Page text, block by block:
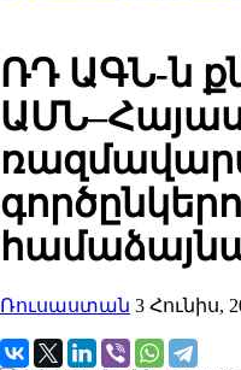
ՌԴ ԱԳՆ-ն
Ռուսաստան 3 Հունիս,